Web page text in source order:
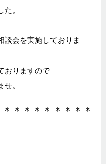
。
談会を実施しておりま
おりますので
。
＊＊＊＊＊＊＊＊